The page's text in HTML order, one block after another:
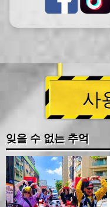
사
잊을 수 없는 추억